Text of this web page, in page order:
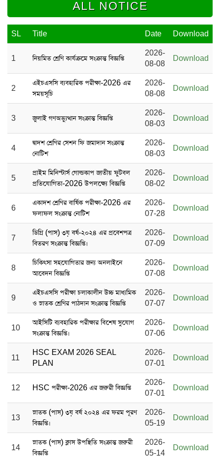
ALL NOTICE
SL Title Date Download
1 নিয়মিত শ্রেণি কার্যক্রমে সংক্রান্ত বিজ্ঞপ্তি
2026-
08-08
Download
2
এইচএসসি ব্যবহারিক পরীক্ষা-2026 এর
সময়সূচি
2026-
08-08
Download
3 জুলাই গণঅভ্যুত্থান সংক্রান্ত বিজ্ঞপ্তি
2026-
08-03
Download
4
দ্বাদশ শ্রেণির সেশন ফি জমাদান সংক্রান্ত
নোটিশ
2026-
08-03
Download
5
প্রাইম মিনিস্টার্স গোল্ডকাপ জাতীয় ফুটবল
প্রতিযোগিতা-2026 উপলক্ষ্যে বিজ্ঞপ্তি
2026-
08-02
Download
6
একাদশ শ্রেণির বার্ষিক পরীক্ষা-2026 এর
ফলাফল সংক্রান্ত নোটিশ
2026-
07-28
Download
7
ডিগ্রি (পাস) ৩য় বর্ষ-২০২৪ এর প্রবেশপত্র
বিতরণ সংক্রান্ত বিজ্ঞপ্তি।
2026-
07-09
Download
8
চিকিৎসা সহযোগিতার জন্য অনলাইনে
আবেদন বিজ্ঞপ্তি
2026-
07-08
Download
9
এইচএসসি পরীক্ষা চলাকালীন উচ্চ মাধ্যমিক
ও স্নাতক শ্রেণির পাঠদান সংক্রান্ত বিজ্ঞপ্তি
2026-
07-07
Download
10
আইসিটি ব্যবহারিক পরীক্ষার বিশেষ সুযোগ
সংক্রান্ত বিজ্ঞপ্তি।
2026-
07-06
Download
11
HSC EXAM 2026 SEAL
PLAN
2026-
07-01
Download
12 HSC পরীক্ষা-2026 এর জরুরী বিজ্ঞপ্তি
2026-
07-01
Download
13
স্নাতক (পাস) ৩য় বর্ষ ২০২৪ এর ফরম পূরণ
বিজ্ঞপ্তি।
2026-
05-19
Download
14
স্নাতক (পাস) ক্লাস উপস্থিতি সংক্রান্ত জরুরী
বিজ্ঞপ্তি
2026-
05-14
Download